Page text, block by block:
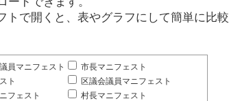
で開くと、表やグラフにして簡単に比較
員マニフェスト
市長マニフェスト
ト
区議会議員マニフェスト
フェスト
村長マニフェスト